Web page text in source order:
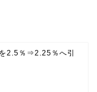
2.5％⇒2.25％へ引